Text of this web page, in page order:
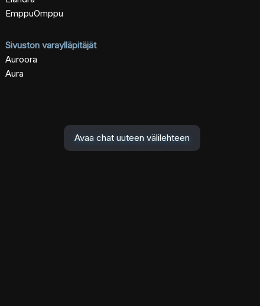
EmppuOmppu
Sivuston varaylläpitäjät
Auroora
Aura
Avaa chat uuteen välilehteen